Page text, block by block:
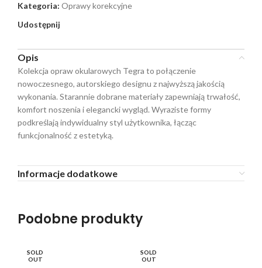
Kategoria: Oprawy korekcyjne
Udostępnij
Opis
Kolekcja opraw okularowych Tegra to połączenie
nowoczesnego, autorskiego designu z najwyższą jakością
wykonania. Starannie dobrane materiały zapewniają trwałość,
komfort noszenia i elegancki wygląd. Wyraziste formy
podkreślają indywidualny styl użytkownika, łącząc
funkcjonalność z estetyką.
Informacje dodatkowe
Podobne produkty
SOLD
OUT
SOLD
OUT